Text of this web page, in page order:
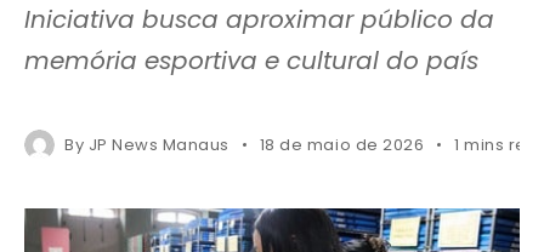
Iniciativa busca aproximar público da
memória esportiva e cultural do país
By JP News Manaus 18 de maio de 2026 1 mins